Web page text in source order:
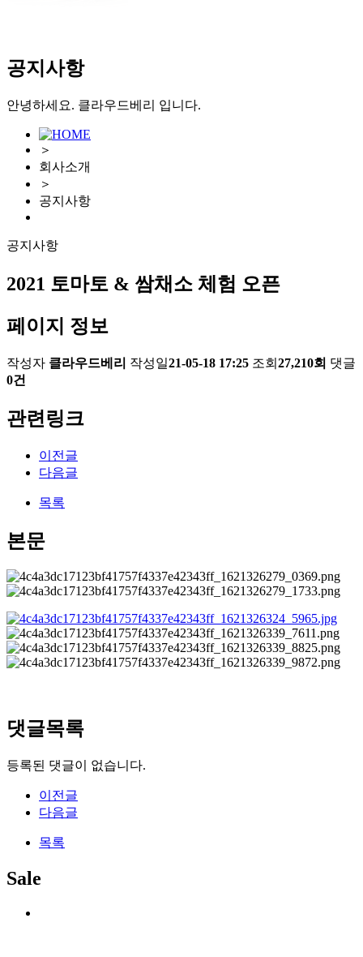
공지사항
안녕하세요. 클라우드베리 입니다.
＞
회사소개
＞
공지사항
공지사항
2021 토마토 & 쌈채소 체험 오픈
페이지 정보
작성자 클라우드베리 작성일21-05-18 17:25 조회 27,210회 댓글
0건
관련링크
이전글
다음글
목록
본문
댓글목록
등록된 댓글이 없습니다.
이전글
다음글
목록
Sale